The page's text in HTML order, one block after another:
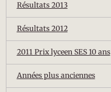
Résultats 2013
Résultats 2012
2011 Prix lyceen SES 10 ans
Années plus anciennes